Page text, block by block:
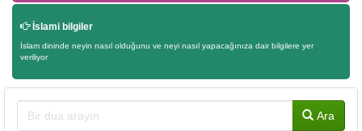
İslami bilgiler
İslam dininde neyin nasıl olduğunu ve neyi nasıl yapacağınıza dair bilgilere yer
veriliyor
Ara